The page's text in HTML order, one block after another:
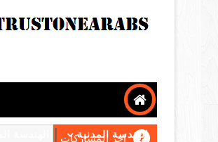
الهندسة المدنية
اخر المشاركات